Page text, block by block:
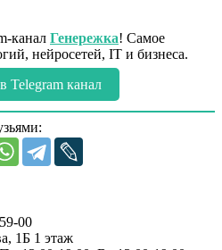
канал Генережка! Самое
нейросетей, IT и бизнеса.
Telegram канал
00
1Б 1 этаж